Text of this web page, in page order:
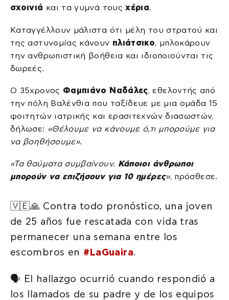
σχοινιά και τα γυμνά τουςχέρια.
Καταγγέλλουν μάλιστα ότι μέλη του στρατού και
της αστυνομίας κάνουν πλιάτσικο, μπλοκάρουν
την ανθρωπιστική βοήθεια και ιδιοποιούνται τις
δωρεές.
Ο 35χρονος Φαμπιάνο Ναδάλες, εθελοντής από
την πόλη Βαλένθια που ταξίδευε με μια ομάδα 15
φοιτητών ιατρικής και ερασιτεχνών διασωστών,
δήλωσε: «Θέλουμε να κάνουμε ό,τι μπορούμε για
να βοηθήσουμε».
«Τα θαύματα συμβαίνουν. Κάποιοι άνθρωποι
μπορούν να επιζήσουν για 10 ημέρες», πρόσθεσε.
🇻🇪🙏 Contra todo pronóstico, una joven
de 25 años fue rescatada con vida tras
permanecer una semana entre los
escombros en #LaGuaira.
🗣️ El hallazgo ocurrió cuando respondió a
los llamados de su padre y de los equipos